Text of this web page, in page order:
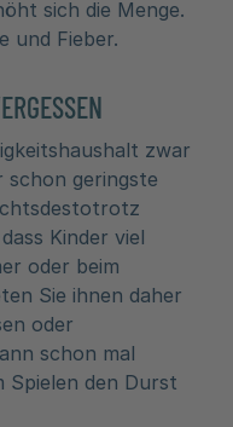
sich die Menge.
und Fieber.
zwar
schon geringste
Kinder viel
oder beim
Sie ihnen daher
oder
schon mal
Spielen den Durst